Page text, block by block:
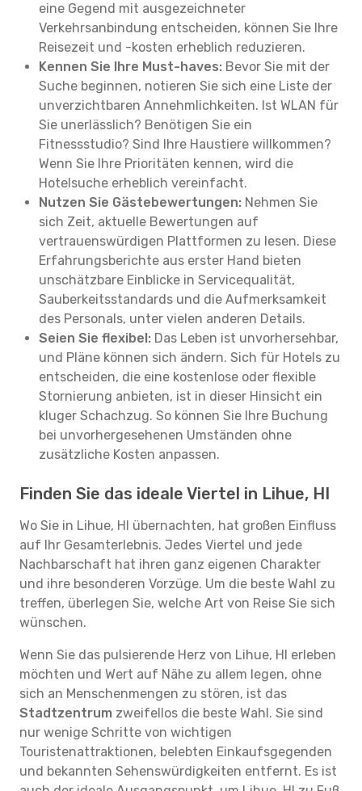
eine Gegend mit ausgezeichneter
Verkehrsanbindung entscheiden, können Sie Ihre
Reisezeit und -kosten erheblich reduzieren.
Kennen Sie Ihre Must-haves: Bevor Sie mit der
Suche beginnen, notieren Sie sich eine Liste der
unverzichtbaren Annehmlichkeiten. Ist WLAN für
Sie unerlässlich? Benötigen Sie ein
Fitnessstudio? Sind Ihre Haustiere willkommen?
Wenn Sie Ihre Prioritäten kennen, wird die
Hotelsuche erheblich vereinfacht.
Nutzen Sie Gästebewertungen: Nehmen Sie
sich Zeit, aktuelle Bewertungen auf
vertrauenswürdigen Plattformen zu lesen. Diese
Erfahrungsberichte aus erster Hand bieten
unschätzbare Einblicke in Servicequalität,
Sauberkeitsstandards und die Aufmerksamkeit
des Personals, unter vielen anderen Details.
Seien Sie flexibel: Das Leben ist unvorhersehbar,
und Pläne können sich ändern. Sich für Hotels zu
entscheiden, die eine kostenlose oder flexible
Stornierung anbieten, ist in dieser Hinsicht ein
kluger Schachzug. So können Sie Ihre Buchung
bei unvorhergesehenen Umständen ohne
zusätzliche Kosten anpassen.
Finden Sie das ideale Viertel in Lihue, HI
Wo Sie in Lihue, HI übernachten, hat großen Einfluss
auf Ihr Gesamterlebnis. Jedes Viertel und jede
Nachbarschaft hat ihren ganz eigenen Charakter
und ihre besonderen Vorzüge. Um die beste Wahl zu
treffen, überlegen Sie, welche Art von Reise Sie sich
wünschen.
Wenn Sie das pulsierende Herz von Lihue, HI erleben
möchten und Wert auf Nähe zu allem legen, ohne
sich an Menschenmengen zu stören, ist das
Stadtzentrum zweifellos die beste Wahl. Sie sind
nur wenige Schritte von wichtigen
Touristenattraktionen, belebten Einkaufsgegenden
und bekannten Sehenswürdigkeiten entfernt. Es ist